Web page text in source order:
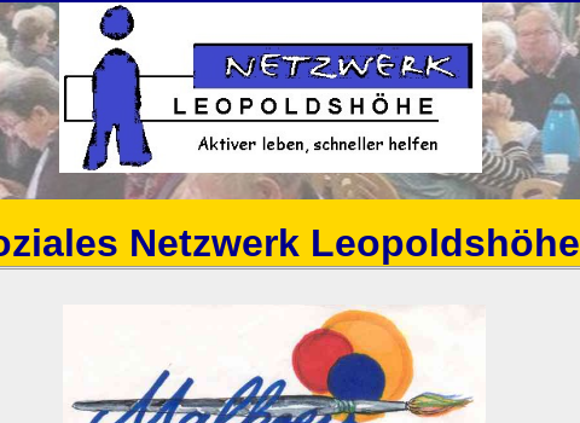
Netzwerk Leopoldshöhe